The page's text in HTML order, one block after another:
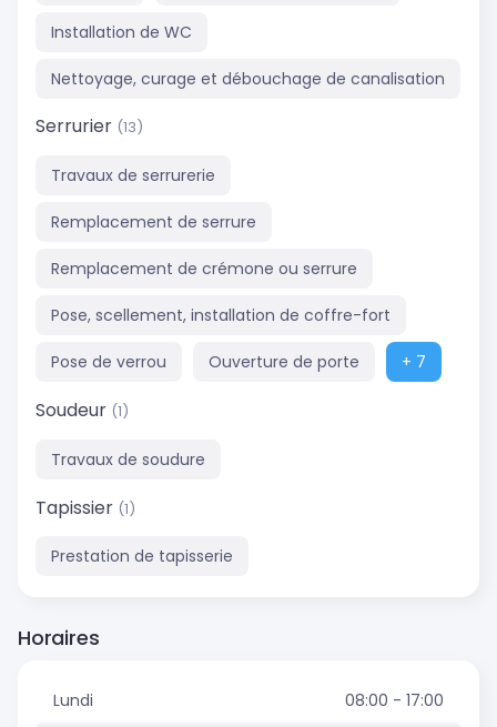
Installation de WC
Nettoyage, curage et débouchage de canalisation
Serrurier (13)
Travaux de serrurerie
Remplacement de serrure
Remplacement de crémone ou serrure
Pose, scellement, installation de coffre-fort
Pose de verrou Ouverture de porte + 7
Soudeur (1)
Travaux de soudure
Tapissier (1)
Prestation de tapisserie
Horaires
Lundi
08:00 - 17:00